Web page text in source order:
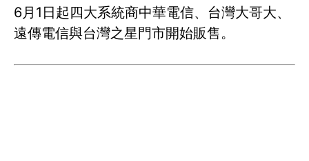
6月1日起四大系統商中華電信、台灣大哥大、
遠傳電信與台灣之星門市開始販售。